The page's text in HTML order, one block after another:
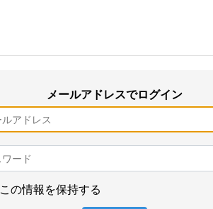
メールアドレスでログイン
この情報を保持する